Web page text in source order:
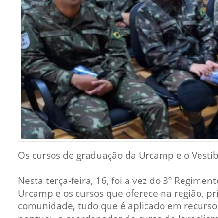
INTEC
-
NPJ
NPS -
em
Os cursos de graduação da Urcamp e o
Nesta terça-feira, 16, foi a vez do 3º
Urcamp e os cursos que oferece na região,
comunidade, tudo que é aplicado em